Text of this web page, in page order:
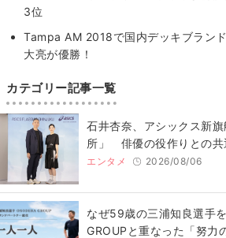
3位
Tampa AM 2018で国内デッキブラン
大亮が優勝！
カテゴリー記事一覧
石井杏奈、アシックス新
所」 俳優の役作りとの共
エンタメ 2026/08/06
なぜ59歳の三浦知良選手
GROUPと重なった「努力